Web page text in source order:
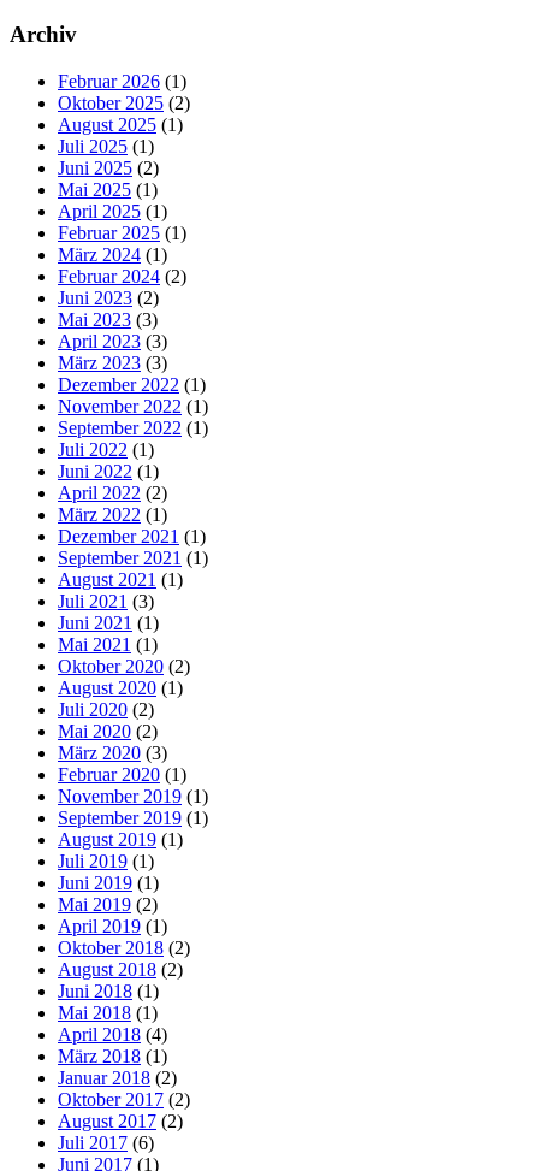
Archiv
Februar 2026 (1)
Oktober 2025 (2)
August 2025 (1)
Juli 2025 (1)
Juni 2025 (2)
Mai 2025 (1)
April 2025 (1)
Februar 2025 (1)
März 2024 (1)
Februar 2024 (2)
Juni 2023 (2)
Mai 2023 (3)
April 2023 (3)
März 2023 (3)
Dezember 2022 (1)
November 2022 (1)
September 2022 (1)
Juli 2022 (1)
Juni 2022 (1)
April 2022 (2)
März 2022 (1)
Dezember 2021 (1)
September 2021 (1)
August 2021 (1)
Juli 2021 (3)
Juni 2021 (1)
Mai 2021 (1)
Oktober 2020 (2)
August 2020 (1)
Juli 2020 (2)
Mai 2020 (2)
März 2020 (3)
Februar 2020 (1)
November 2019 (1)
September 2019 (1)
August 2019 (1)
Juli 2019 (1)
Juni 2019 (1)
Mai 2019 (2)
April 2019 (1)
Oktober 2018 (2)
August 2018 (2)
Juni 2018 (1)
Mai 2018 (1)
April 2018 (4)
März 2018 (1)
Januar 2018 (2)
Oktober 2017 (2)
August 2017 (2)
Juli 2017 (6)
Juni 2017 (1)